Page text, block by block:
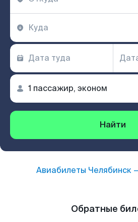
Найти
Авиабилеты Челябинск
Обратные